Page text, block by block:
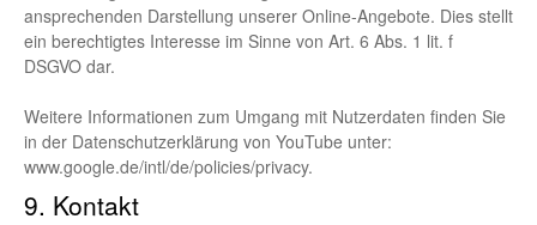
ansprechenden Darstellung unserer Online-Angebote. Dies stellt
ein berechtigtes Interesse im Sinne von Art. 6 Abs. 1 lit. f
DSGVO dar.
Weitere Informationen zum Umgang mit Nutzerdaten finden Sie
in der Datenschutzerklärung von YouTube unter:
www.google.de/intl/de/policies/privacy.
9. Kontakt